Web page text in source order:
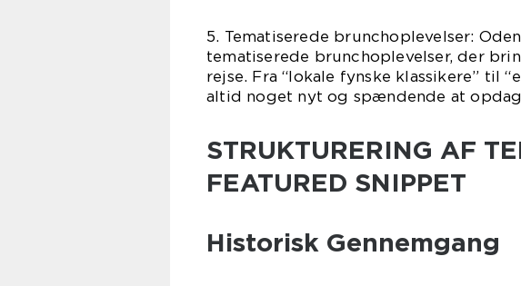
5. Tematiserede brunchoplevelser:
tematiserede brunchoplevelser, der
rejse. Fra “lokale fynske klassikere” til
altid noget nyt og spændende at
STRUKTURERING AF
FEATURED SNIPPET
Historisk Gennemgang